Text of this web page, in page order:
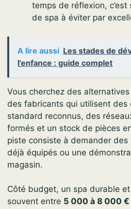
temps de réflexion,
de spa à éviter par
A lire aussi Les stades de
l'enfance : guide complet
Vous cherchez des
des fabricants qui utilisent des
standard reconnus, des
formés et un stock de pièces
piste consiste à demander
déjà équipés ou une
magasin.
Côté budget, un spa durable
souvent entre 5 000 à 8 000 €